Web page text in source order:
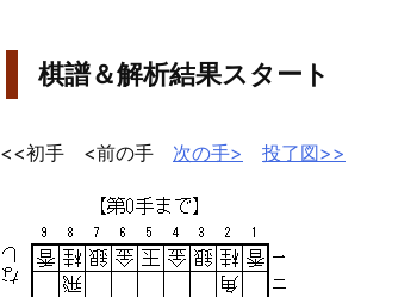
棋譜＆解析結果スタート
<<初手 <前の手 次の手> 投了図>>